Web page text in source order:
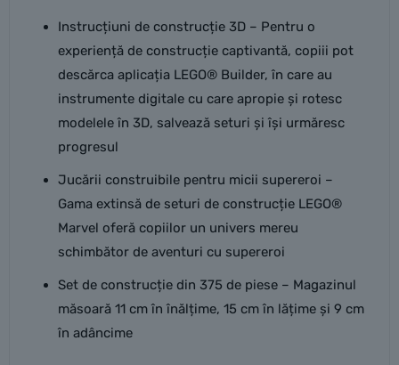
Instrucțiuni de construcție 3D – Pentru o
experiență de construcție captivantă, copiii pot
descărca aplicația LEGO® Builder, în care au
instrumente digitale cu care apropie și rotesc
modelele în 3D, salvează seturi și își urmăresc
progresul
Jucării construibile pentru micii supereroi –
Gama extinsă de seturi de construcție LEGO®
Marvel oferă copiilor un univers mereu
schimbător de aventuri cu supereroi
Set de construcție din 375 de piese – Magazinul
măsoară 11 cm în înălțime, 15 cm în lățime și 9 cm
în adâncime